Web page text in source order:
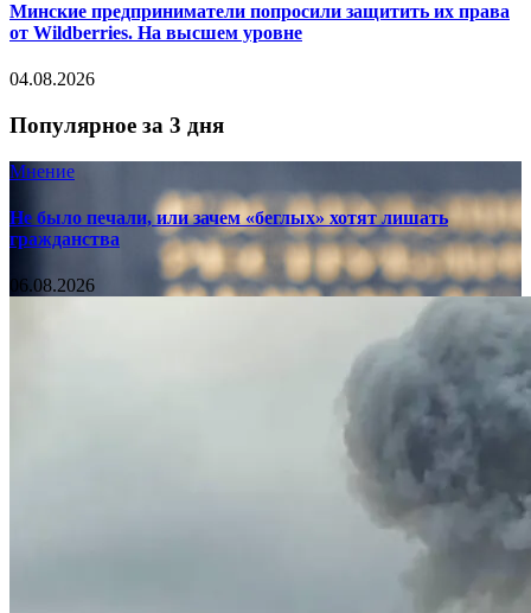
Минские предприниматели попросили защитить их права
от Wildberries. На высшем уровне
04.08.2026
Популярное за 3 дня
Мнение
Не было печали, или зачем «беглых» хотят лишать
гражданства
06.08.2026